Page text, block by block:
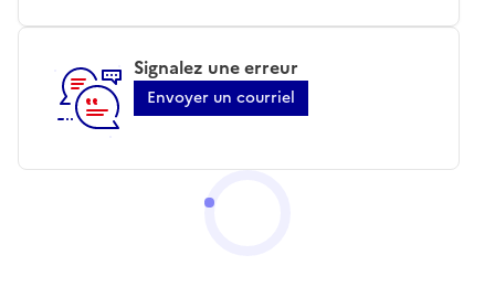
Signalez une erreur
Envoyer un courriel